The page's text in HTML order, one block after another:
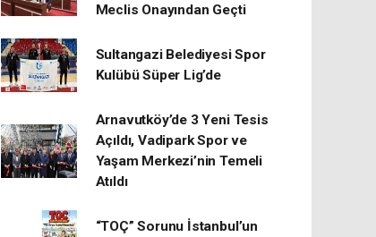
Meclis Onayından Geçti
Sultangazi Belediyesi Spor
Kulübü Süper Lig’de
Arnavutköy’de 3 Yeni Tesis
Açıldı, Vadipark Spor ve
Yaşam Merkezi’nin Temeli
Atıldı
“TOÇ” Sorunu İstanbul’un